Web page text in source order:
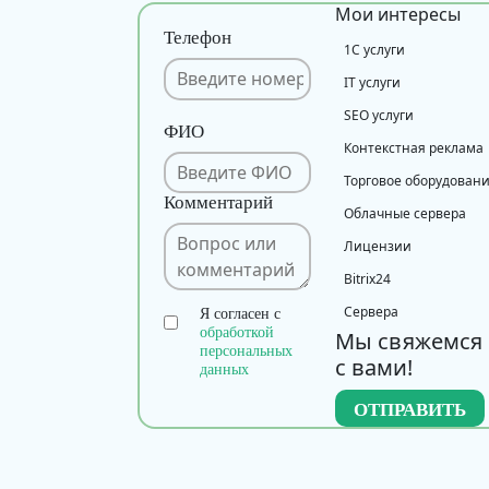
Телефон
ФИО
Комментарий
Я согласен с
обработкой
персональных
данных
Мои интересы
1С услуги
IT услуги
SEO услуги
Контекстная реклама
Торговое
Облачные сервера
Лицензии
Bitrix24
Сервера
Мы свяжемся
с вами!